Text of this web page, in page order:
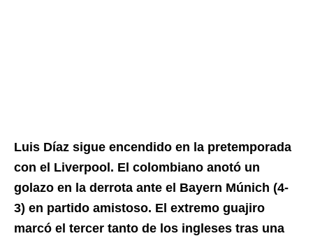
Luis Díaz sigue encendido en la pretemporada
con el Liverpool. El colombiano anotó un
golazo en la derrota ante el Bayern Múnich (4-
3) en partido amistoso. El extremo guajiro
marcó el tercer tanto de los ingleses tras una